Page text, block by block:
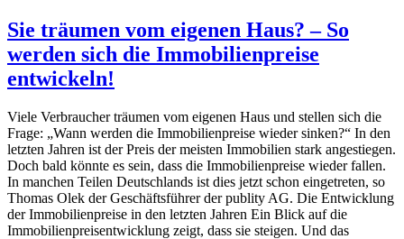
Sie träumen vom eigenen Haus? – So
werden sich die Immobilienpreise
entwickeln!
Viele Verbraucher träumen vom eigenen Haus und stellen sich die
Frage: „Wann werden die Immobilienpreise wieder sinken?“ In den
letzten Jahren ist der Preis der meisten Immobilien stark angestiegen.
Doch bald könnte es sein, dass die Immobilienpreise wieder fallen.
In manchen Teilen Deutschlands ist dies jetzt schon eingetreten, so
Thomas Olek der Geschäftsführer der publity AG. Die Entwicklung
der Immobilienpreise in den letzten Jahren Ein Blick auf die
Immobilienpreisentwicklung zeigt, dass sie steigen. Und das